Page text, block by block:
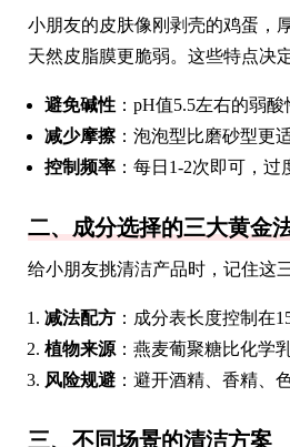
小朋友的皮肤像刚剥壳的鸡蛋，
天然皮脂膜更脆弱。这些特点决
避免碱性 ：pH值5.5左右的弱
减少摩擦：泡泡型比磨砂型更
控制频率 ：每日1-2次即可，
二、成分选择的三大黄金
给小朋友挑清洁产品时，记住这
减法配方 ：成分表长度控制在
植物来源 ：燕麦葡聚糖比化学
风险规避 ：避开酒精、香精、
三、不同场景的清洁方案